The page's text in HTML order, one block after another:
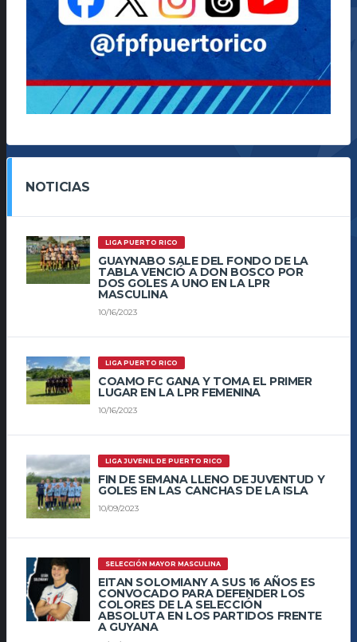
NOTICIAS
LIGA PUERTO RICO
GUAYNABO SALE DEL FONDO DE LA
TABLA VENCIÓ A DON BOSCO POR
DOS GOLES A UNO EN LA LPR
MASCULINA
10/16/2023
LIGA PUERTO RICO
COAMO FC GANA Y TOMA EL PRIMER
LUGAR EN LA LPR FEMENINA
10/16/2023
LIGA JUVENIL DE PUERTO RICO
FIN DE SEMANA LLENO DE JUVENTUD Y
GOLES EN LAS CANCHAS DE LA ISLA
10/09/2023
SELECCIÓN MAYOR MASCULINA
EITAN SOLOMIANY A SUS 16 AÑOS ES
CONVOCADO PARA DEFENDER LOS
COLORES DE LA SELECCIÓN
ABSOLUTA EN LOS PARTIDOS FRENTE
A GUYANA